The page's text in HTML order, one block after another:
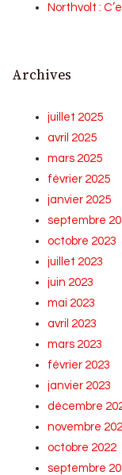
Northvolt :
Archives
juillet 2025
avril 2025
mars 2025
février 2025
janvier 2025
septembre
octobre 2023
juillet 2023
juin 2023
mai 2023
avril 2023
mars 2023
février 2023
janvier 2023
décembre
novembre
octobre 2022
septembre